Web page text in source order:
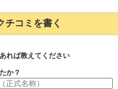
チコミを書く
れば教えてください
か？